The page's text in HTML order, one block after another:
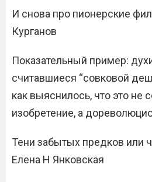
И снова про пионерские
Курганов
Показательный пример:
считавшиеся “совковой
как выяснилось, что это не
изобретение, а
Тени забытых предков или
Елена Н Янковская